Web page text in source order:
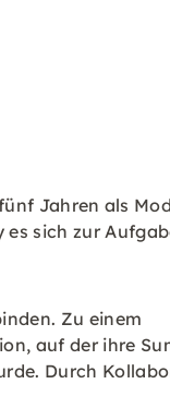
Jahren als
sich zur
Zu einem
auf der ihre
Durch